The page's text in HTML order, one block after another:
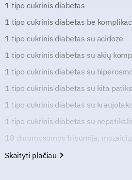
1 tipo cukrinis diabetas
1 tipo cukrinis diabetas be
1 tipo cukrinis diabetas su acidoze
1 tipo cukrinis diabetas su akių
1 tipo cukrinis diabetas su
1 tipo cukrinis diabetas su kita
1 tipo cukrinis diabetas su
1 tipo cukrinis diabetas su
18 chromosomos trisomija,
Skaityti plačiau